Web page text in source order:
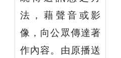
法，藉聲音或影
像，向公眾傳達著
作內容。由原播送